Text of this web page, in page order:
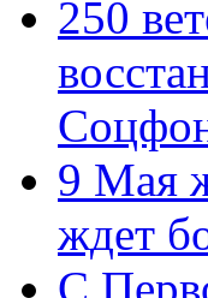
250
9 Мая
ждет
C